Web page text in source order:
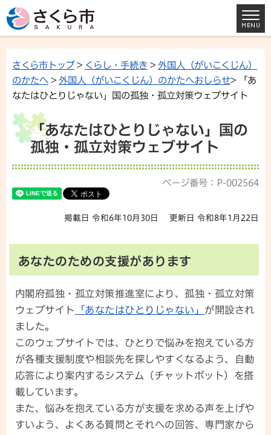
さくら市トップ> くらし・手続き > 外国人（がいこくじん）
のかたへ > 外国人（がいこくじん）のかたへおしらせ> 「あ
なたはひとりじゃない」国の孤独・孤立対策ウェブサイト
「あなたはひとりじゃない」国の
孤独・孤立対策ウェブサイト
ページ番号：P-002564
掲載日 令和6年10月30日 更新日 令和8年1月22日
あなたのための支援があります
内閣府孤独・孤立対策推進室により、孤独・孤立対策
ウェブサイト
「あなたはひとりじゃない」 が開設され
ました。
このウェブサイトでは、ひとりで悩みを抱えている方
が各種支援制度や相談先を探しやすくなるよう、自動
応答により案内するシステム（チャットボット）を搭
載しています。
また、悩みを抱えている方が支援を求める声を上げや
すいよう、よくある質問とそれへの回答、専門家から